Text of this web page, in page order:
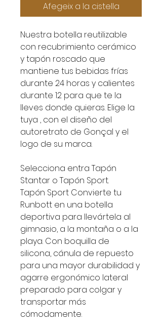
Afegeix a la cistella
Nuestra botella reutilizable
con recubrimiento cerámico
y tapón roscado que
mantiene tus bebidas frías
durante 24 horas y calientes
durante 12 para que te la
lleves donde quieras. Elige la
tuya , con el diseño del
autoretrato de Gonçal y el
logo de su marca.
Selecciona entra Tapón
Stantar o Tapón Sport.
Tapón Sport Convierte tu
Runbott en una botella
deportiva para llevártela al
gimnasio, a la montaña o a la
playa. Con boquilla de
silicona, cánula de repuesto
para una mayor durabilidad y
agarre ergonómico lateral
preparado para colgar y
transportar más
cómodamente.